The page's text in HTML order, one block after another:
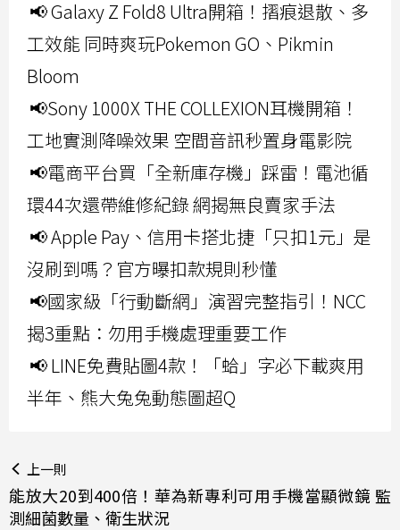
📢 Galaxy Z Fold8 Ultra開箱！摺痕退散、多
工效能 同時爽玩Pokemon GO、Pikmin
Bloom
📢Sony 1000X THE COLLEXION耳機開箱！
工地實測降噪效果 空間音訊秒置身電影院
📢電商平台買「全新庫存機」踩雷！電池循
環44次還帶維修紀錄 網揭無良賣家手法
📢 Apple Pay、信用卡搭北捷「只扣1元」是
沒刷到嗎？官方曝扣款規則秒懂
📢國家級「行動斷網」演習完整指引！NCC
揭3重點：勿用手機處理重要工作
📢 LINE免費貼圖4款！「蛤」字必下載爽用
半年、熊大兔兔動態圖超Q
上一則
能放大20到400倍！華為新專利可用手機當顯微鏡 監
測細菌數量、衛生狀況